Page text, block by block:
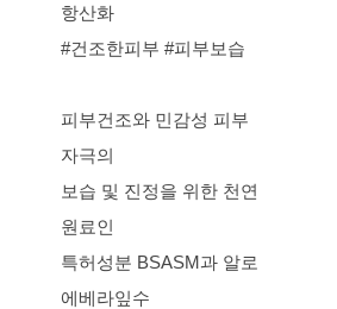
항산화
#건조한피부 #피부보습
피부건조와 민감성 피부
자극의
보습 및 진정을 위한 천연
원료인
특허성분 BSASM과 알로
에베라잎수